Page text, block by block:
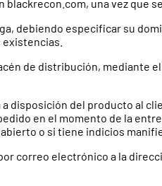
una vez que
debiendo especificar su
de distribución,
disposición del producto al
en el momento de la
o si tiene indicios
correo electrónico a la